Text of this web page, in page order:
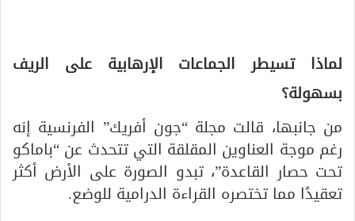
لماذا تسيطر الجماعات الإرهابية على الريف
بسهولة؟
من جانبها، قالت مجلة “جون أفريك” الفرنسية إنه
رغم موجة العناوين المقلقة التي تتحدث عن “باماكو
تحت حصار القاعدة”، تبدو الصورة على الأرض أكثر
تعقيدًا مما تختصره القراءة الدرامية للوضع.